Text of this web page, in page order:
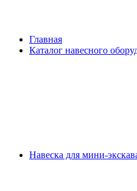
Главная
Каталог навесного
Навеска для мини-